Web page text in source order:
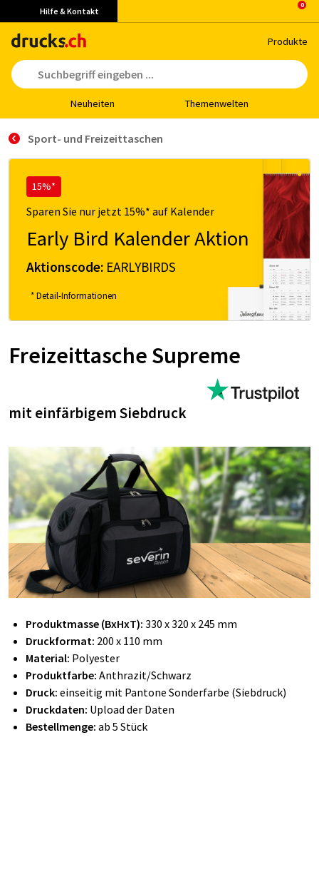
Hilfe & Kontakt
Pro­duk­te
Neu­hei­ten The­men­wel­ten
Sport- und Freizeittaschen
15%*
Sparen Sie nur jetzt 15%* auf Kalender
Early Bird Kalender Aktion
Aktionscode: EARLYBIRDS
* Detail-Informationen
Freizeittasche Supreme
mit einfärbigem Siebdruck
Produktmasse (BxHxT): 330 x 320 x 245 mm
Druckformat: 200 x 110 mm
Material: Polyester
Produktfarbe: Anthrazit/Schwarz
Druck: einseitig mit Pantone Sonderfarbe (Siebdruck)
Druckdaten: Upload der Daten
Bestellmenge: ab 5 Stück